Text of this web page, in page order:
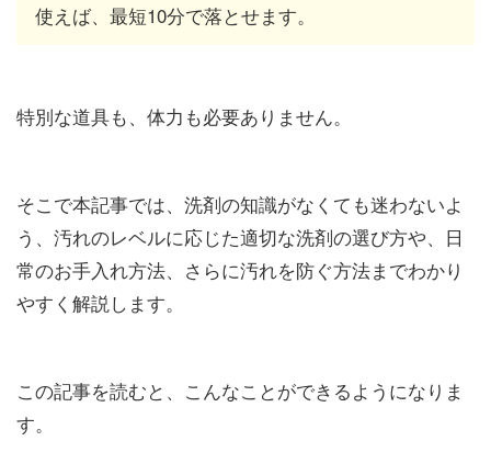
使えば、最短10分で落とせます。
特別な道具も、体力も必要ありません。
そこで本記事では、洗剤の知識がなくても迷わないよ
う、汚れのレベルに応じた適切な洗剤の選び方や、日
常のお手入れ方法、さらに汚れを防ぐ方法までわかり
やすく解説します。
この記事を読むと、こんなことができるようになりま
す。